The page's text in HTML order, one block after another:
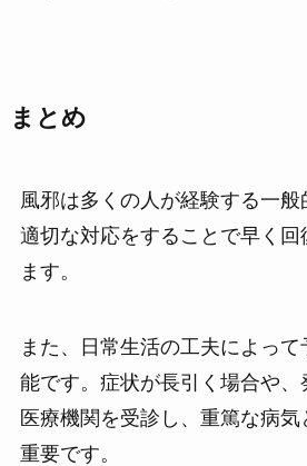
まとめ
風邪は多くの人が経験する一般
適切な対応をすることで早く回
ます。
また、日常生活の工夫によっ
能です。症状が長引く場合や、
医療機関を受診し、重篤な病
重要です。